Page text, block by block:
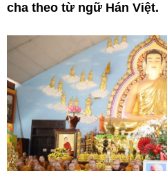
cha theo từ ngữ Hán Việt.